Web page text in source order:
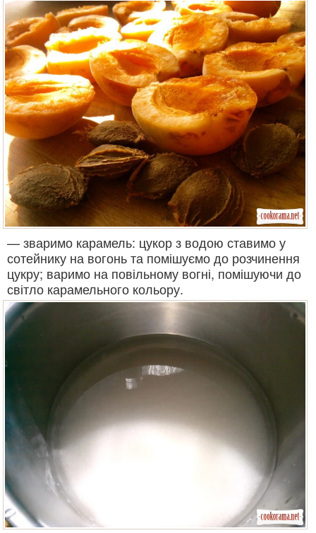
— зваримо карамель: цукор з водою ставимо у
сотейнику на вогонь та помішуємо до розчинення
цукру; варимо на повільному вогні, помішуючи до
світло карамельного кольору.